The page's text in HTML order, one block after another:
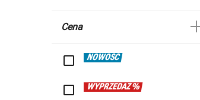
Cena
NOWOŚĆ
WYPRZEDAŻ %